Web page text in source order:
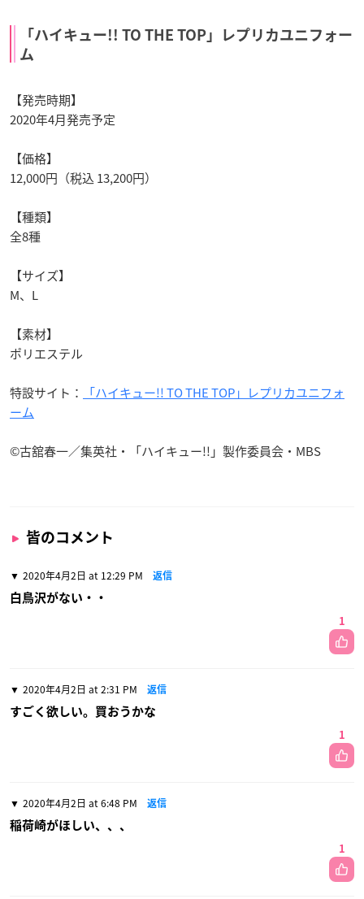
「ハイキュー!! TO THE TOP」レプリカユニフォー
ム
【発売時期】
2020年4月発売予定
【価格】
12,000円（税込 13,200円）
【種類】
全8種
【サイズ】
M、L
【素材】
ポリエステル
特設サイト：
「ハイキュー!! TO THE TOP」レプリカユニフォ
ーム
©古舘春一／集英社・「ハイキュー!!」製作委員会・MBS
皆のコメント
2020年4月2日 at 12:29 PM 返信
白鳥沢がない・・
1
2020年4月2日 at 2:31 PM 返信
すごく欲しい。買おうかな
1
2020年4月2日 at 6:48 PM 返信
稲荷崎がほしい、、、
1